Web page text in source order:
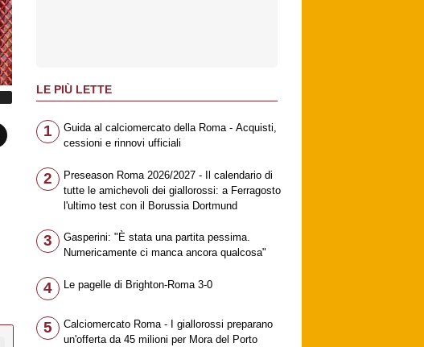
LE PIÙ LETTE
1
Guida al calciomercato della Roma - Acquisti,
cessioni e rinnovi ufficiali
2
Preseason Roma 2026/2027 - Il calendario di
tutte le amichevoli dei giallorossi: a Ferragosto
l'ultimo test con il Borussia Dortmund
3
Gasperini: "È stata una partita pessima.
Numericamente ci manca ancora qualcosa"
4 Le pagelle di Brighton-Roma 3-0
5
Calciomercato Roma - I giallorossi preparano
un'offerta da 45 milioni per Mora del Porto